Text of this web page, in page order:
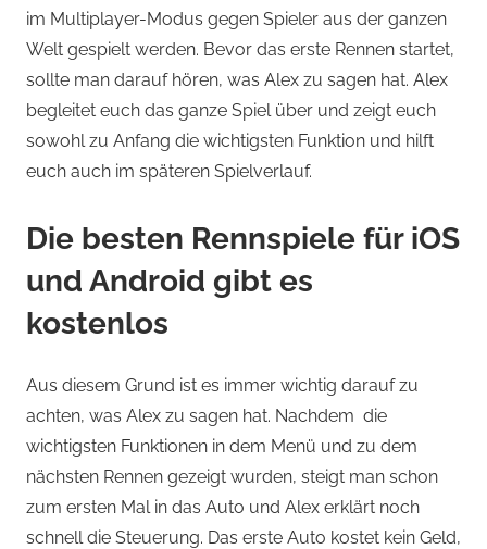
im Multiplayer-Modus gegen Spieler aus der ganzen
Welt gespielt werden. Bevor das erste Rennen startet,
sollte man darauf hören, was Alex zu sagen hat. Alex
begleitet euch das ganze Spiel über und zeigt euch
sowohl zu Anfang die wichtigsten Funktion und hilft
euch auch im späteren Spielverlauf.
Die besten Rennspiele für iOS
und Android gibt es
kostenlos
Aus diesem Grund ist es immer wichtig darauf zu
achten, was Alex zu sagen hat. Nachdem die
wichtigsten Funktionen in dem Menü und zu dem
nächsten Rennen gezeigt wurden, steigt man schon
zum ersten Mal in das Auto und Alex erklärt noch
schnell die Steuerung. Das erste Auto kostet kein Geld,